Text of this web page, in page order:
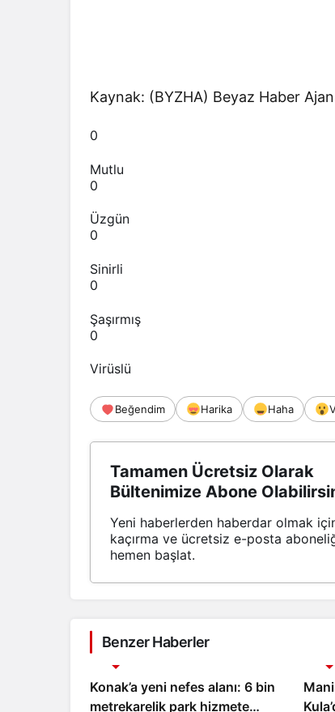
Kaynak: (BYZHA) Beyaz Haber
0
Mutlu
0
Üzgün
0
Sinirli
0
Şaşırmış
0
Virüslü
Beğendim Harika Haha
Tamamen Ücretsiz Olarak
Bültenimize Abone
Yeni haberlerden haberdar olmak
kaçırma ve ücretsiz e-posta
hemen başlat.
Benzer Haberler
Konak’a yeni nefes alanı: 6 bin
metrekarelik park hizmete